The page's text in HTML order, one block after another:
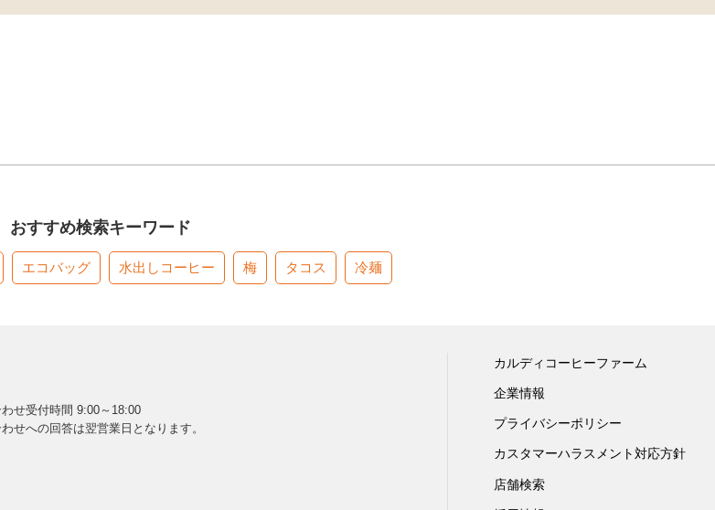
おすすめ検索キーワード
エコバッグ 水出しコーヒー 梅 タコス 冷麺
せ受付時間 9:00～18:00
せへの回答は翌営業日となります。
カルディコーヒーファーム
企業情報
プライバシーポリシー
カスタマーハラスメント対応方針
店舗検索